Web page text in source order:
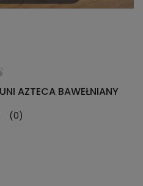
AZTECA BAWEŁNIANY
(0)